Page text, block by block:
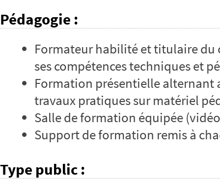
Pédagogie :
Formateur habilité et titulaire du
ses compétences techniques et
Formation présentielle alternant
travaux pratiques sur matériel
Salle de formation équipée
Support de formation remis à
Type public :